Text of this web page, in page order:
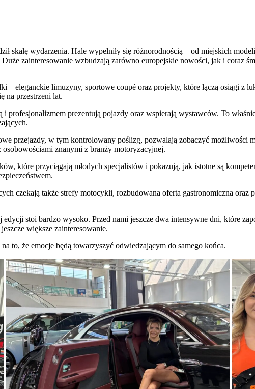
skalę wydarzenia. Hale wypełniły się różnorodnością – od miejskich
zainteresowanie wzbudzają zarówno europejskie nowości, jak i coraz
– eleganckie limuzyny, sportowe coupé oraz projekty, które łączą osiągi z
na przestrzeni lat.
i profesjonalizmem prezentują pojazdy oraz wspierają wystawców. To
przejazdy, w tym kontrolowany poślizg, pozwalają zobaczyć możliwości
znanymi z branży motoryzacyjnej.
które przyciągają młodych specjalistów i pokazują, jak istotne są
czekają także strefy motocykli, rozbudowana oferta gastronomiczna oraz
stoi bardzo wysoko. Przed nami jeszcze dwa intensywne dni, które
większe zainteresowanie.
to, że emocje będą towarzyszyć odwiedzającym do samego końca.